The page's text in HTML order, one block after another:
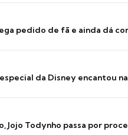
pedido de fã e ainda dá
da Disney encantou
Jojo Todynho passa por